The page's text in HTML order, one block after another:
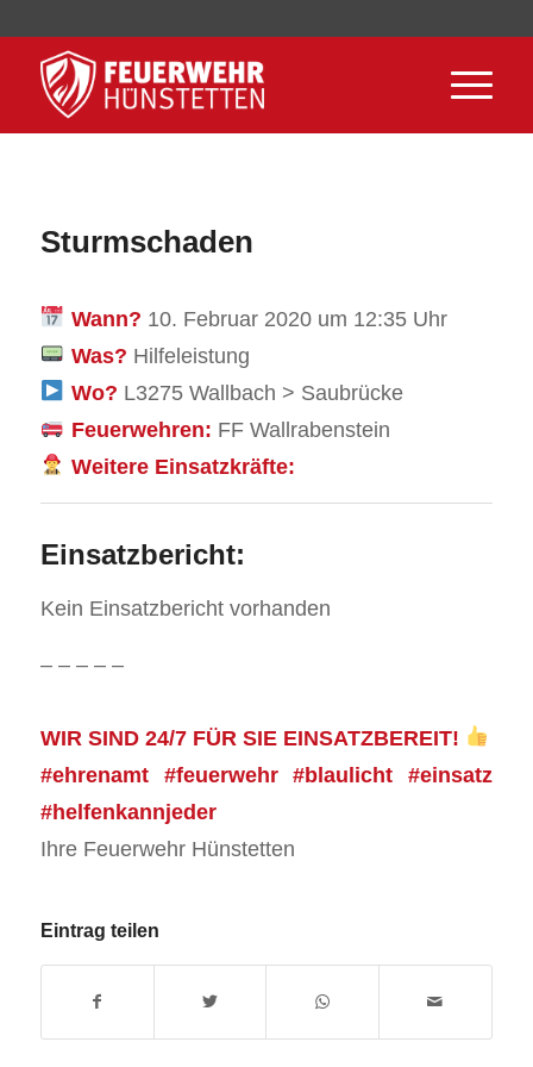
Sturmschaden
Wann? 10. Februar 2020 um 12:35 Uhr
Was? Hilfeleistung
Wo? L3275 Wallbach > Saubrücke
Feuerwehren: FF Wallrabenstein
Weitere Einsatzkräfte:
Einsatzbericht:
Kein Einsatzbericht vorhanden
– – – – –
WIR SIND 24/7 FÜR SIE EINSATZBEREIT!
#ehrenamt #feuerwehr #blaulicht #einsatz
#helfenkannjeder
Ihre Feuerwehr Hünstetten
Eintrag teilen